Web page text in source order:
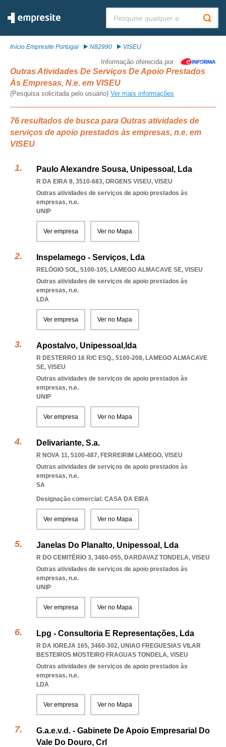
Início Empresite Portugal N82990 VISEU
Informação oferecida por
Outras Atividades De Serviços De Apoio Prestados
Às Empresas, N.e. em VISEU
(Pesquisa solicitada pelo usuário) Ver mais informações
76 resultados de busca para Outras atividades de
serviços de apoio prestados às empresas, n.e. em
VISEU
Paulo Alexandre Sousa, Unipessoal, Lda
R DA EIRA 8, 3510-683, ORGENS VISEU, VISEU
Outras atividades de serviços de apoio prestados às
empresas, n.e.
UNIP
Ver empresa Ver no Mapa
Inspelamego - Serviços, Lda
RELÓGIO SOL, 5100-105, LAMEGO ALMACAVE SE, VISEU
Outras atividades de serviços de apoio prestados às
empresas, n.e.
LDA
Ver empresa Ver no Mapa
Apostalvo, Unipessoal,lda
R DESTERRO 16 R/C ESQ., 5100-208, LAMEGO ALMACAVE
SE, VISEU
Outras atividades de serviços de apoio prestados às
empresas, n.e.
UNIP
Ver empresa Ver no Mapa
Delivariante, S.a.
R NOVA 11, 5100-487, FERREIRIM LAMEGO, VISEU
Outras atividades de serviços de apoio prestados às
empresas, n.e.
SA
Designação comercial: CASA DA EIRA
Ver empresa Ver no Mapa
Janelas Do Planalto, Unipessoal, Lda
R DO CEMITÉRIO 3, 3460-055, DARDAVAZ TONDELA, VISEU
Outras atividades de serviços de apoio prestados às
empresas, n.e.
UNIP
Ver empresa Ver no Mapa
Lpg - Consultoria E Representações, Lda
R DA IGREJA 165, 3460-302, UNIAO FREGUESIAS VILAR
BESTEIROS MOSTEIRO FRAGUAS TONDELA, VISEU
Outras atividades de serviços de apoio prestados às
empresas, n.e.
LDA
Ver empresa Ver no Mapa
G.a.e.v.d. - Gabinete De Apoio Empresarial Do
Vale Do Douro, Crl